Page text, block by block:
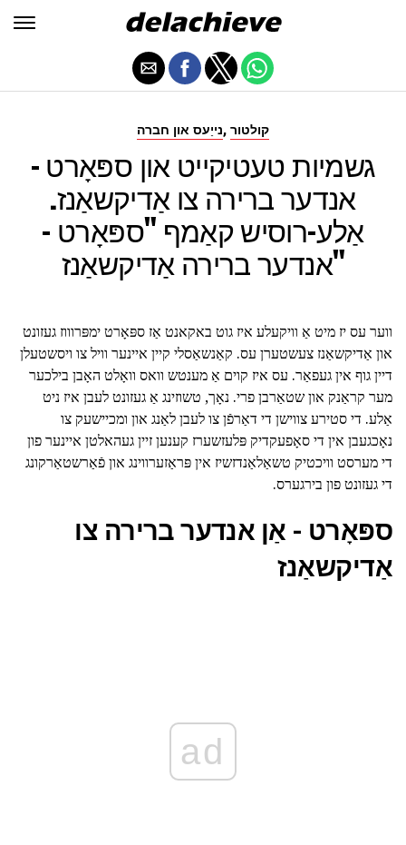
נייַעס און חברה, קולטור
גשמיות טעטיקייט און ספּאָרט -
אנדער ברירה צו אַדיקשאַנז.
אַלע-רוסיש קאַמף "ספּאָרט -
אנדער ברירה אַדיקשאַנז"
ווער עס יז מיט אַ וויקעלע איז גוט באקאנט אַז ספּאָרט ימפּרוווז געזונט
און אַדיקשאַנז צעשטערן עס. קאַנשאַסלי קיין איינער וויל צו ויסשטעלן
דיין גוף אין געפאַר. עס איז קוים אַ מענטש וואס וואָלט האָבן בילכער
מער קראַנק און שטאַרבן פרי. נאָך, טשוזינג אַ געזונט לעבן איז ניט
אַלע. די סטירע צווישן די דאַרפֿן צו לעבן לאַנג און ומכיישעק צו
נאָכגעבן אין די סאָפעקדיק פּלעזשערז קענען זיין געהאלטן איינער פון
די מערסט וויכטיק טשאַלאַנדזשיז אין פּראַזערווינג און פֿאַרשטאַרקונג
די געזונט פון בירגערס.
ספּאָרט - אַן אנדער ברירה צו
אַדיקשאַנז
ad